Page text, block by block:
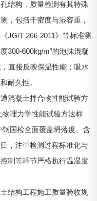
结构，质量检测有其特殊
，包括干密度与湿容重，
JG/T 266-2011》等标准测
300-600kg/m³的泡沫混凝
直接反映保温性能；吸水
耐久性。
混凝土拌合物性能试验方
理力学性能试验方法标
国检全面覆盖坍落度、含
，注重检测过程标准化与
制等环节严格执行温湿度
结构工程施工质量验收规